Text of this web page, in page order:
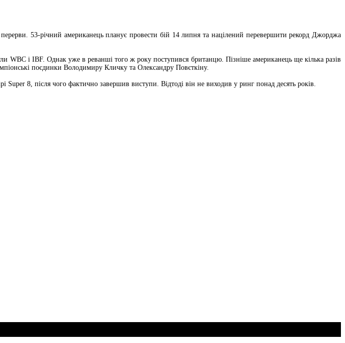
53-річний американець планує провести бій 14 липня та націлений перевершити рекорд Джорджа
WBC і IBF. Однак уже в реванші того ж року поступився британцю. Пізніше американець ще кілька разів
поєдинки Володимиру Кличку та Олександру Повєткіну.
8, після чого фактично завершив виступи. Відтоді він не виходив у ринг понад десять років.